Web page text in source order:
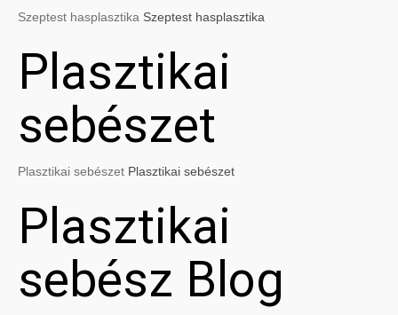
Szeptest hasplasztika Szeptest hasplasztika
Plasztikai
sebészet
Plasztikai sebészet Plasztikai sebészet
Plasztikai
sebész Blog